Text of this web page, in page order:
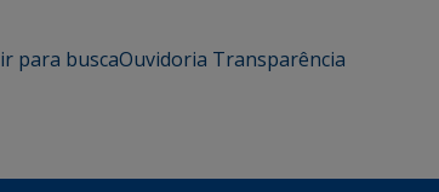
ir para buscaOuvidoria Transparência